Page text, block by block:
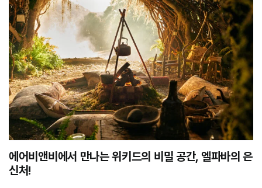
에어비앤비에서 만나는 위키드의 비밀 공간, 엘파바의 은
신처!